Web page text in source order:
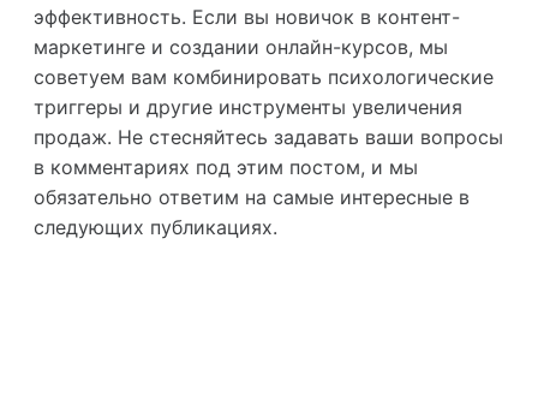
эффективность. Если вы новичок в контент-
маркетинге и создании онлайн-курсов, мы
советуем вам комбинировать психологические
триггеры и другие инструменты увеличения
продаж. Не стесняйтесь задавать ваши вопросы
в комментариях под этим постом, и мы
обязательно ответим на самые интересные в
следующих публикациях.